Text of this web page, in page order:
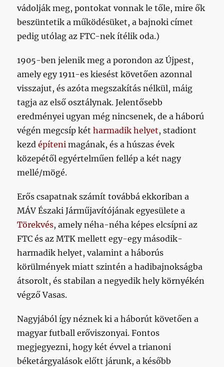
vádolják meg, pontokat vonnak le tőle, mire ők
beszüntetik a működésüket, a bajnoki címet
pedig utólag az FTC-nek ítélik oda.)
1905-ben jelenik meg a porondon az Újpest,
amely egy 1911-es kiesést követően azonnal
visszajut, és azóta megszakítás nélkül, máig
tagja az első osztálynak. Jelentősebb
eredményei ugyan még nincsenek, de a háború
végén megcsíp kétharmadik helyet, stadiont
kezdépíteni magának, és a húszas évek
közepétől egyértelműen fellép a két nagy
mellé/mögé.
Erős csapatnak számít továbbá ekkoriban a
MÁV Északi Járműjavítójának egyesülete a
Törekvés, amely néha-néha képes elcsípni az
FTC és az MTK mellett egy-egy második-
harmadik helyet, valamint a háborús
körülmények miatt szintén a hadibajnokságba
átsorolt, és stabilan a negyedik hely környékén
végző Vasas.
Nagyjából így néznek ki a háborút követően a
magyar futball erőviszonyai. Fontos
megjegyezni, hogy két évvel a trianoni
béketárgyalások előtt járunk, a később